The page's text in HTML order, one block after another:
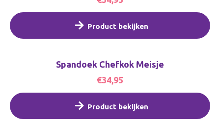
Product bekijken
Spandoek Chefkok Meisje
€34,95
Product bekijken